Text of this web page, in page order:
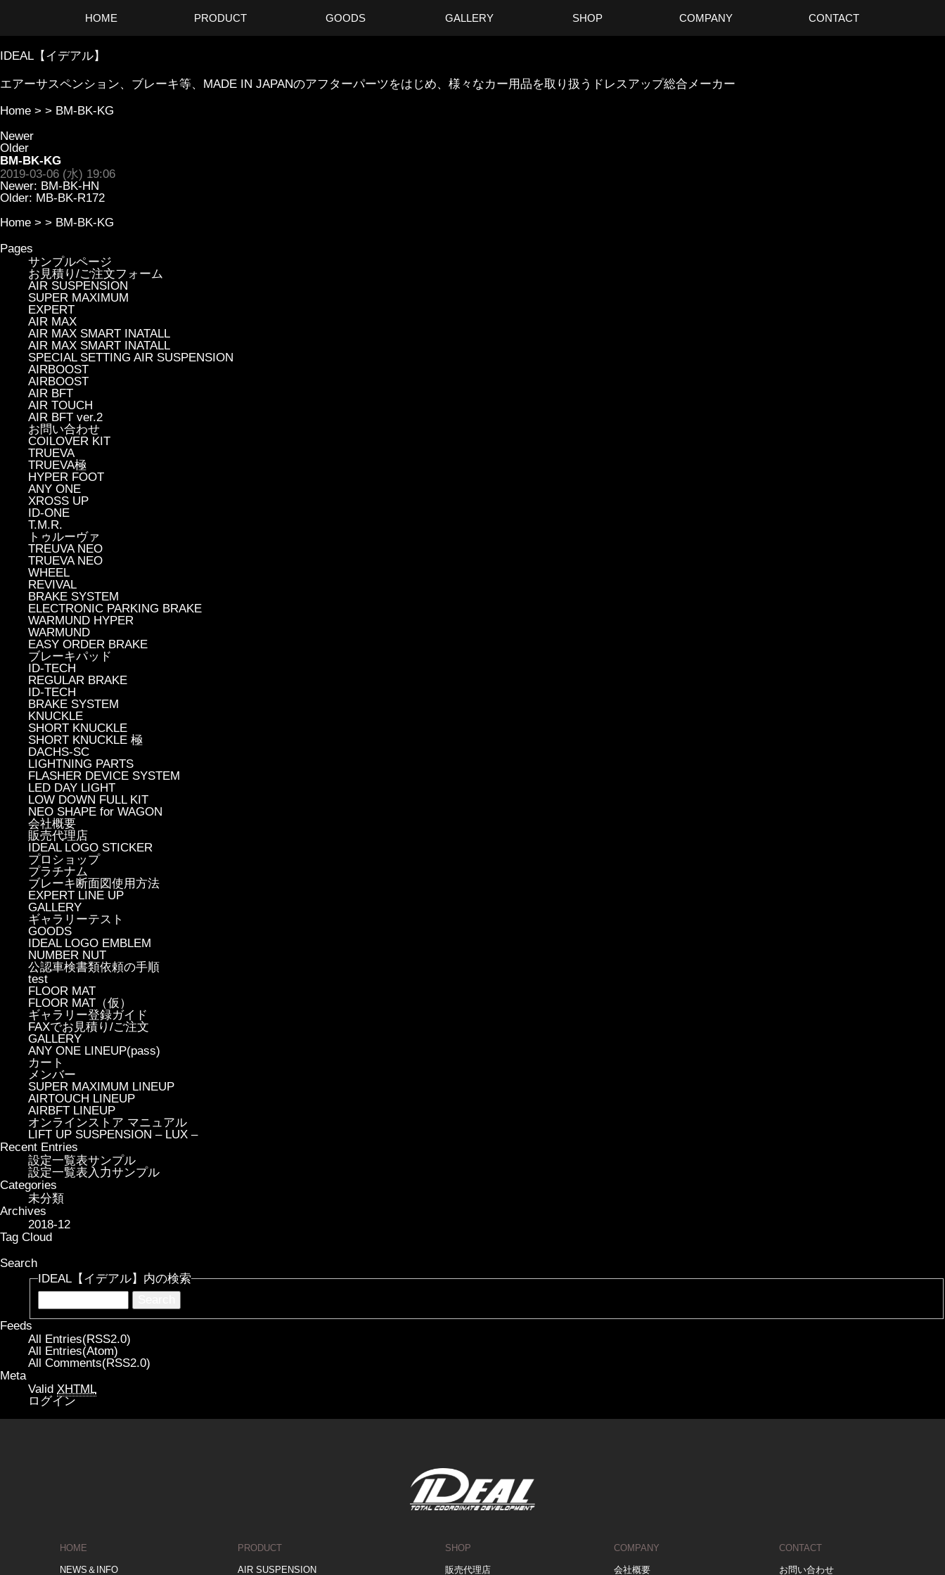
HOME PRODUCT GOODS GALLERY SHOP COMPANY CONTACT
IDEAL【イデアル】
エアーサスペンション、ブレーキ等、MADE IN JAPANのアフターパーツをはじめ、様々なカー用品を取り扱うドレスアップ総合メーカー
Home > > BM-BK-KG
Newer
Older
BM-BK-KG
2019-03-06 (水) 19:06
Newer: BM-BK-HN
Older: MB-BK-R172
Home > > BM-BK-KG
Pages
サンプルページ
お見積り/ご注文フォーム
AIR SUSPENSION
SUPER MAXIMUM
EXPERT
AIR MAX
AIR MAX SMART INATALL
AIR MAX SMART INATALL
SPECIAL SETTING AIR SUSPENSION
AIRBOOST
AIRBOOST
AIR BFT
AIR TOUCH
AIR BFT ver.2
お問い合わせ
COILOVER KIT
TRUEVA
TRUEVA極
HYPER FOOT
ANY ONE
XROSS UP
ID-ONE
T.M.R.
トゥルーヴァ
TREUVA NEO
TRUEVA NEO
WHEEL
REVIVAL
BRAKE SYSTEM
ELECTRONIC PARKING BRAKE
WARMUND HYPER
WARMUND
EASY ORDER BRAKE
ブレーキパッド
ID-TECH
REGULAR BRAKE
ID-TECH
BRAKE SYSTEM
KNUCKLE
SHORT KNUCKLE
SHORT KNUCKLE 極
DACHS-SC
LIGHTNING PARTS
FLASHER DEVICE SYSTEM
LED DAY LIGHT
LOW DOWN FULL KIT
NEO SHAPE for WAGON
会社概要
販売代理店
IDEAL LOGO STICKER
プロショップ
プラチナム
ブレーキ断面図使用方法
EXPERT LINE UP
GALLERY
ギャラリーテスト
GOODS
IDEAL LOGO EMBLEM
NUMBER NUT
公認車検書類依頼の手順
test
FLOOR MAT
FLOOR MAT（仮）
ギャラリー登録ガイド
FAXでお見積り/ご注文
GALLERY
ANY ONE LINEUP(pass)
カート
メンバー
SUPER MAXIMUM LINEUP
AIRTOUCH LINEUP
AIRBFT LINEUP
オンラインストア マニュアル
LIFT UP SUSPENSION – LUX –
Recent Entries
設定一覧表サンプル
設定一覧表入力サンプル
Categories
未分類
Archives
2018-12
Tag Cloud
Search
IDEAL【イデアル】内の検索
Feeds
All Entries(RSS2.0)
All Entries(Atom)
All Comments(RSS2.0)
Meta
Valid XHTML
ログイン
HOME
NEWS＆INFO
PRODUCT
AIR SUSPENSION
SHOP
販売代理店
COMPANY
会社概要
CONTACT
お問い合わせ